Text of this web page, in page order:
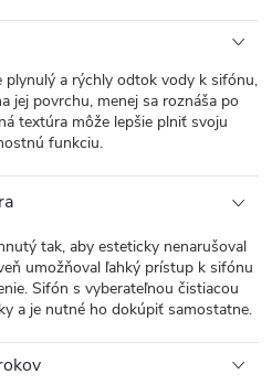
a rýchly odtok vody k sifónu,
jej povrchu, menej sa roznáša po
textúra môže lepšie plniť svoju
funkciu.
tak, aby esteticky nenarušoval
umožňoval ľahký prístup k sifónu
Sifón s vyberateľnou čistiacou
a je nutné ho dokúpiť samostatne.